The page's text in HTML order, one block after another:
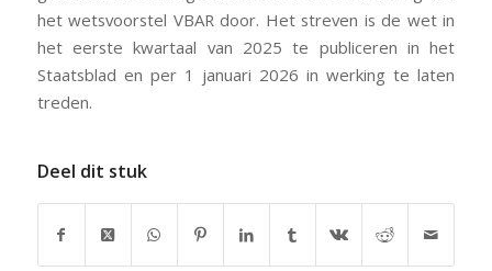
het wetsvoorstel VBAR door. Het streven is de wet in
het eerste kwartaal van 2025 te publiceren in het
Staatsblad en per 1 januari 2026 in werking te laten
treden.
Deel dit stuk